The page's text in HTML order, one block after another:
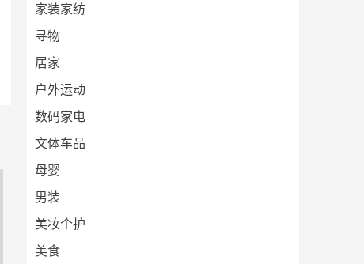
家装家纺
寻物
居家
户外运动
数码家电
文体车品
母婴
男装
美妆个护
美食